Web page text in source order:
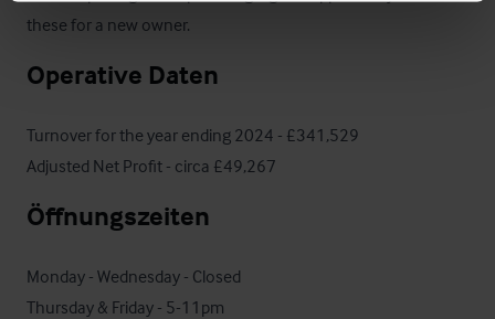
these for a new owner.
Operative Daten
Turnover for the year ending 2024 - £341,529
Adjusted Net Profit - circa £49,267
Öffnungszeiten
Monday - Wednesday - Closed
Thursday & Friday - 5-11pm